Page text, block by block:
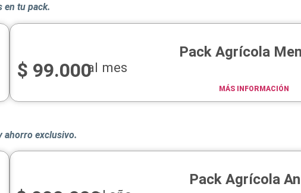
en tu pack.
Pack Agrícola
$ 99.000al mes
MÁS INFORMACIÓN
ahorro exclusivo.
Pack Agrícola